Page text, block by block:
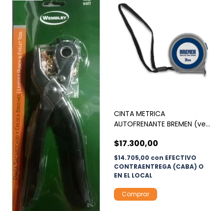
CINTA METRICA
AUTOFRENANTE BREMEN (ver
$17.300,00
$14.705,00 con EFECTIVO
CONTRAENTREGA (CABA) O
EN EL LOCAL
Comprar